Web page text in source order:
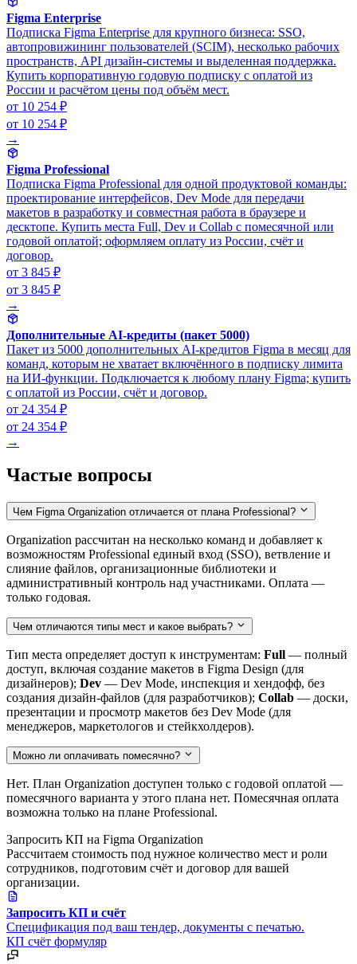
Figma Enterprise
Подписка Figma Enterprise для крупного бизнеса: SSO,
автопровижининг пользователей (SCIM), несколько рабочих
пространств, API дизайн-системы и выделенная поддержка.
Купить корпоративную годовую подписку с оплатой из
России и расчётом цены под объём мест.
от 10 254 ₽
от 10 254 ₽
→
Figma Professional
Подписка Figma Professional для одной продуктовой команды:
проектирование интерфейсов, Dev Mode для передачи
макетов в разработку и совместная работа в браузере и
десктопе. Купить места Full, Dev и Collab с помесячной или
годовой оплатой; оформляем оплату из России, счёт и
договор.
от 3 845 ₽
от 3 845 ₽
→
Дополнительные AI-кредиты (пакет 5000)
Пакет из 5000 дополнительных AI-кредитов Figma в месяц для
команд, которым не хватает включённого в подписку лимита
на ИИ-функции. Подключается к любому плану Figma; купить
с оплатой из России, счёт и договор.
от 24 354 ₽
от 24 354 ₽
→
Частые вопросы
Чем Figma Organization отличается от плана Professional?
Organization рассчитан на несколько команд и добавляет к
возможностям Professional единый вход (SSO), ветвление и
слияние файлов, организационные библиотеки и
административный контроль над участниками. Оплата —
только годовая.
Чем отличаются типы мест и какое выбрать?
Тип места определяет доступ к инструментам: Full — полный
доступ, включая создание макетов в Figma Design (для
дизайнеров); Dev — Dev Mode, инспекция и хендофф, без
создания дизайн-файлов (для разработчиков); Collab — доски,
презентации и просмотр макетов без Dev Mode (для
менеджеров, маркетологов и стейкхолдеров).
Можно ли оплачивать помесячно?
Нет. План Organization доступен только с годовой оплатой —
помесячного варианта у этого плана нет. Помесячная оплата
возможна только на плане Professional.
Запросить КП на Figma Organization
Рассчитаем стоимость под нужное количество мест и роли
сотрудников, подготовим счёт и договор для вашей
организации.
Запросить КП и счёт
Спецификация под ваш тендер, документы с печатью.
КП счёт формуляр